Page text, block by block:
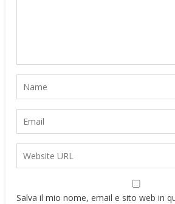
Salva il mio nome, email e sito web in